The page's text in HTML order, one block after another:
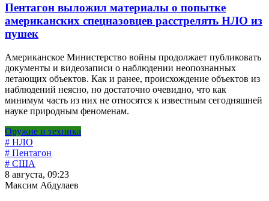
Пентагон выложил материалы о попытке
американских спецназовцев расстрелять НЛО из
пушек
Американское Министерство войны продолжает публиковать
документы и видеозаписи о наблюдении неопознанных
летающих объектов. Как и ранее, происхождение объектов из
наблюдений неясно, но достаточно очевидно, что как
минимум часть из них не относятся к известным сегодняшней
науке природным феноменам.
Оружие и техника
# НЛО
# Пентагон
# США
8 августа, 09:23
Максим Абдулаев